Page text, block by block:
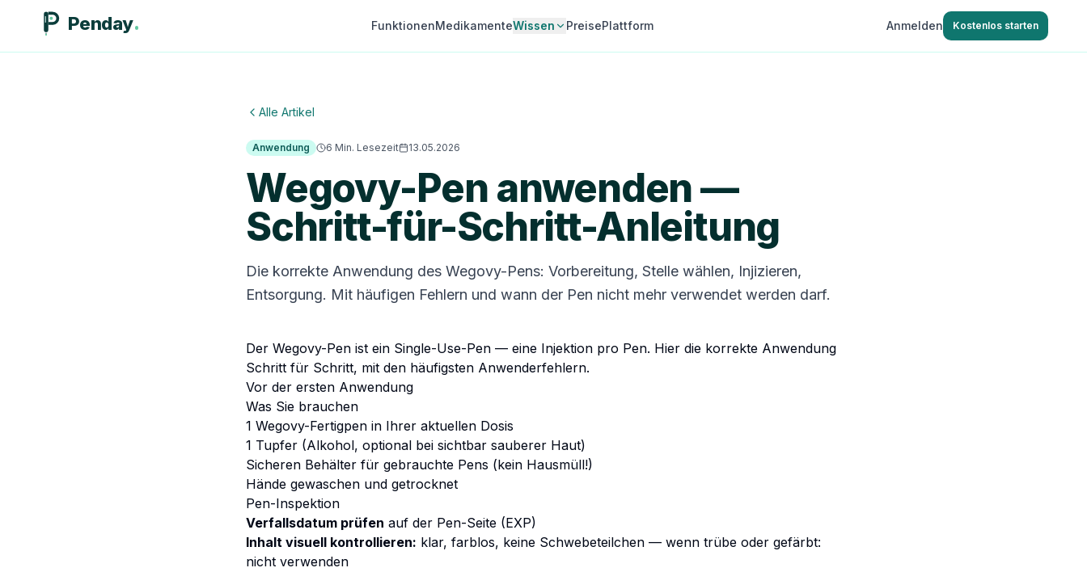
Penday FunktionenMedikamenteWissen PreisePlattform Anmelden Kostenlos starten
Alle Artikel
Anwendung 6 Min. Lesezeit 13.05.2026
Wegovy-Pen anwenden —
Schritt-für-Schritt-Anleitung
Die korrekte Anwendung des Wegovy-Pens: Vorbereitung, Stelle wählen, Injizieren,
Entsorgung. Mit häufigen Fehlern und wann der Pen nicht mehr verwendet werden darf.
Der Wegovy-Pen ist ein Single-Use-Pen — eine Injektion pro Pen. Hier die korrekte Anwendung
Schritt für Schritt, mit den häufigsten Anwenderfehlern.
Vor der ersten Anwendung
Was Sie brauchen
1 Wegovy-Fertigpen in Ihrer aktuellen Dosis
1 Tupfer (Alkohol, optional bei sichtbar sauberer Haut)
Sicheren Behälter für gebrauchte Pens (kein Hausmüll!)
Hände gewaschen und getrocknet
Pen-Inspektion
Verfallsdatum prüfen auf der Pen-Seite (EXP)
Inhalt visuell kontrollieren: klar, farblos, keine Schwebeteilchen — wenn trübe oder gefärbt:
nicht verwenden